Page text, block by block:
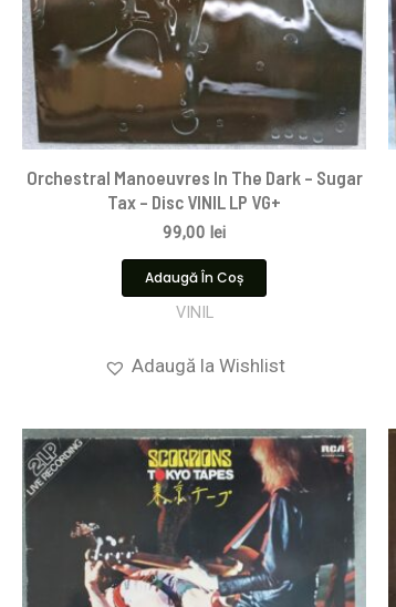
Orchestral Manoeuvres In The Dark – Sugar
Tax – Disc VINIL LP VG+
99,00 lei
Adaugă În Coș
VINIL
Adaugă la Wishlist